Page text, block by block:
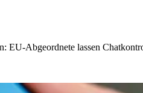
EU-Abgeordnete lassen